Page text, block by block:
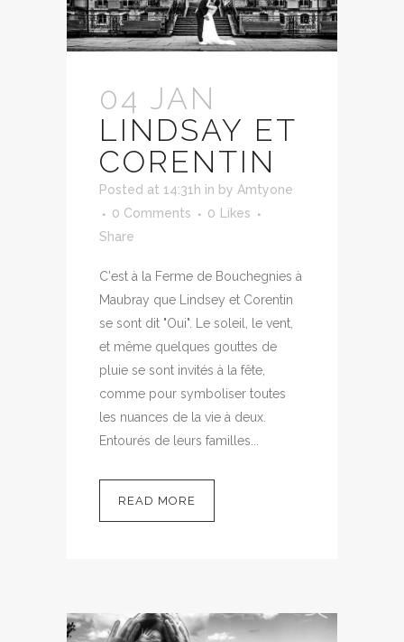
04 JAN
LINDSAY ET
CORENTIN
Posted at 14:31h in by Amtyone
0 Comments
0
Likes
Share
C'est à la Ferme de Bouchegnies à
Maubray que Lindsey et Corentin
se sont dit "Oui". Le soleil, le vent,
et même quelques gouttes de
pluie se sont invités à la fête,
comme pour symboliser toutes
les nuances de la vie à deux.
Entourés de leurs familles...
READ MORE